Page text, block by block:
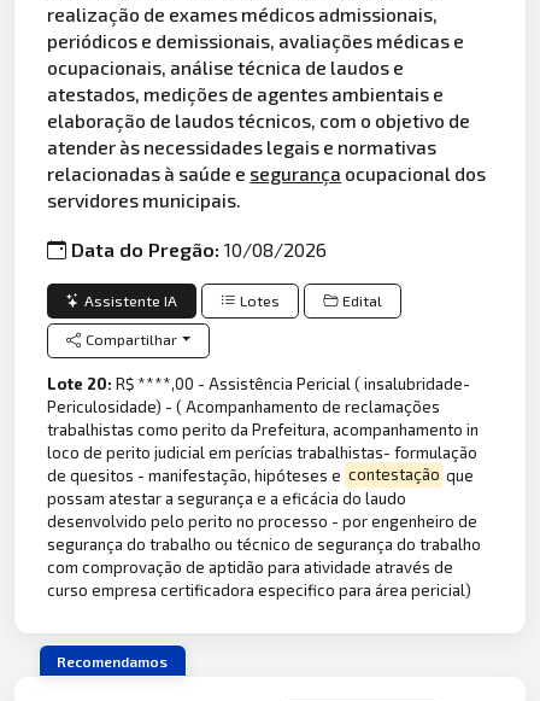
realização de exames médicos admissionais,
periódicos e demissionais, avaliações médicas e
ocupacionais, análise técnica de laudos e
atestados, medições de agentes ambientais e
elaboração de laudos técnicos, com o objetivo de
atender às necessidades legais e normativas
relacionadas à saúde e segurança ocupacional dos
servidores municipais.
Data do Pregão:10/08/2026
Assistente IA Lotes Edital
Compartilhar
Lote 20:R$ ****,00 - Assistência Pericial ( insalubridade-
Periculosidade) - ( Acompanhamento de reclamações
trabalhistas como perito da Prefeitura, acompanhamento in
loco de perito judicial em perícias trabalhistas- formulação
de quesitos - manifestação, hipóteses e contestação que
possam atestar a segurança e a eficácia do laudo
desenvolvido pelo perito no processo - por engenheiro de
segurança do trabalho ou técnico de segurança do trabalho
com comprovação de aptidão para atividade através de
curso empresa certificadora especifico para área pericial)
Recomendamos